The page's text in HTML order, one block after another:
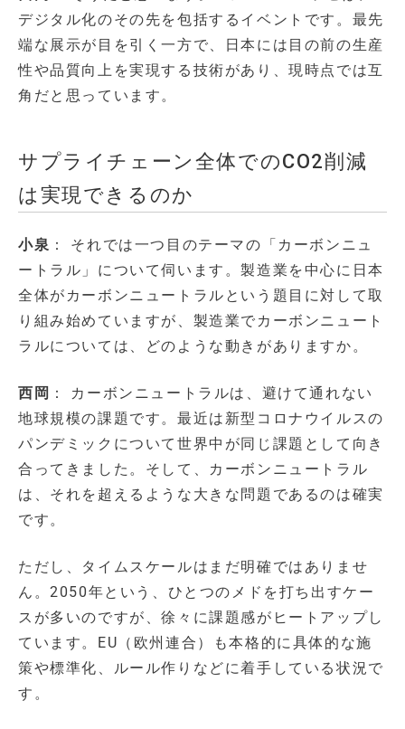
デジタル化のその先を包括するイベントです。最先
端な展示が目を引く一方で、日本には目の前の生産
性や品質向上を実現する技術があり、現時点では互
角だと思っています。
サプライチェーン全体でのCO2削減
は実現できるのか
小泉 ： それでは一つ目のテーマの「カーボンニュ
ートラル」について伺います。製造業を中心に日本
全体がカーボンニュートラルという題目に対して取
り組み始めていますが、製造業でカーボンニュート
ラルについては、どのような動きがありますか。
西岡 ： カーボンニュートラルは、避けて通れない
地球規模の課題です。最近は新型コロナウイルスの
パンデミックについて世界中が同じ課題として向き
合ってきました。そして、カーボンニュートラル
は、それを超えるような大きな問題であるのは確実
です。
ただし、タイムスケールはまだ明確ではありませ
ん。2050年という、ひとつのメドを打ち出すケー
スが多いのですが、徐々に課題感がヒートアップし
ています。EU（欧州連合）も本格的に具体的な施
策や標準化、ルール作りなどに着手している状況で
す。